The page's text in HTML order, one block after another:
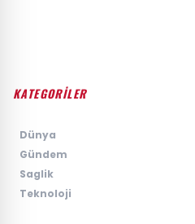
KATEGORİLER
Dünya
Gündem
Saglik
Teknoloji